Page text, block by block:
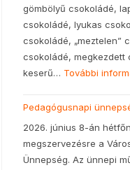
gömbölyű csokoládé,
csokoládé, lyukas
csokoládé, „meztelen”
csokoládé, megkezdett
keserű… További
Pedagógusnapi
2026. június 8-án
megszervezésre a
Ünnepség. Az ünnepi